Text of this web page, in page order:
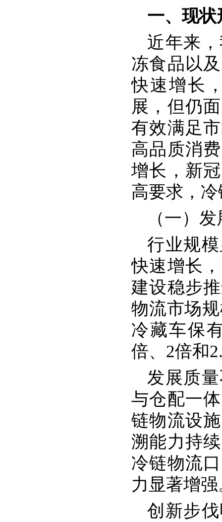
一、现状
近年来
冻食品以
快速增长
展，但仍
有效满足
高品质消
增长，新
高要求，
（一）
行业规
快速增长
建设稳步
物流市场
冷藏车保
倍、2倍和
发展质
与仓配一
链物流设
溯能力持
冷链物流
力显著增
创新步